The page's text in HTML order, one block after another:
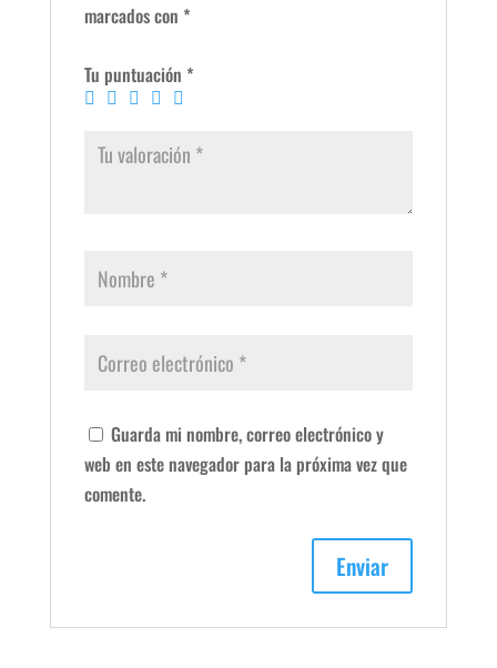
marcados con *
Tu puntuación *
Guarda mi nombre, correo electrónico y
web en este navegador para la próxima vez que
comente.